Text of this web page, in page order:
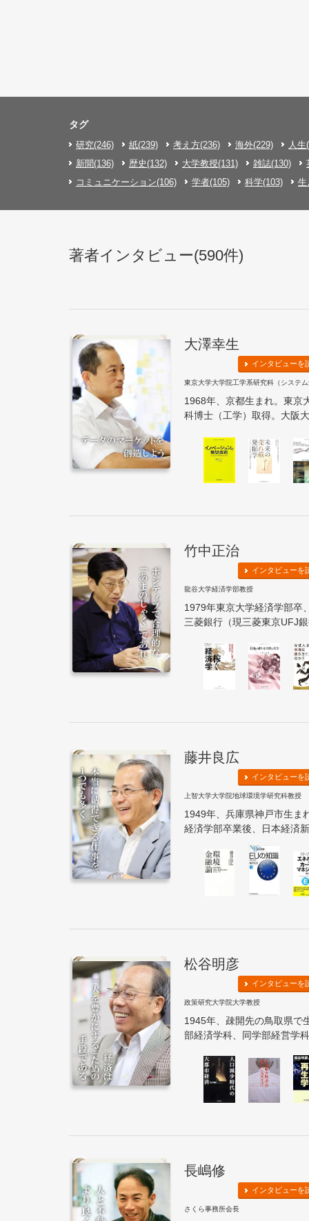
タグ
研究(246) 紙(239) 考え方(236) 海外(229)
人生
新聞(136)
歴史(132) 大学教授(131) 雑誌(130)
コミュニケーション(106)
学者(105) 科学(103) 生
著者インタビュー(590件)
大澤幸生
インタビューを
東京大学大学院工学系研究科（システ
1968年、京都生まれ。東京
科博士（工学）取得。大阪
竹中正治
インタビューを
龍谷大学経済学部教授
1979年東京大学経済学部卒
三菱銀行（現三菱東京UFJ
藤井良広
インタビューを
上智大学大学院地球環境学研究科教授
1949年、兵庫県神戸市生ま
経済学部卒業後、日本経済
松谷明彦
インタビューを
政策研究大学院大学教授
1945年、疎開先の鳥取県で
部経済学科、同学部経営学
長嶋修
インタビューを
さくら事務所会長